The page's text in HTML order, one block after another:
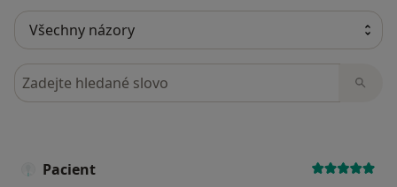
Hledejte v názorech
Pacient